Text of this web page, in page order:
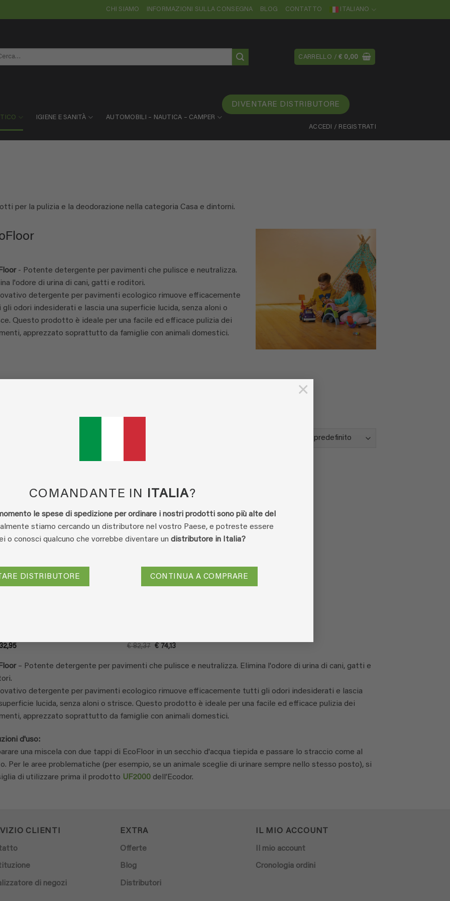
COMANDANTE IN ITALIA?
le spese di spedizione per ordinare i nostri prodotti sono più alte del
stiamo cercando un distributore nel vostro Paese, e potreste essere
o conosci qualcuno che vorrebbe diventare un distributore in Italia?
DISTRIBUTORE CONTINUA A COMPRARE
×
CHI SIAMO INFORMAZIONI SULLA CONSEGNA BLOG CONTATTO ITALIANO
CARRELLO /€ 0,00
IGIENE E SANITÀ AUTOMOBILI – NAUTICA – CAMPER
DIVENTARE DISTRIBUTORE
ACCEDI / REGISTRATI
per la pulizia e la deodorazione nella categoria Casa e dintorni.
- Potente detergente per pavimenti che pulisce e neutralizza.
l'odore di urina di cani, gatti e roditori.
detergente per pavimenti ecologico rimuove efficacemente
odori indesiderati e lascia una superficie lucida, senza aloni o
Questo prodotto è ideale per una facile ed efficace pulizia dei
apprezzato soprattutto da famiglie con animali domestici.
32,95 Valutato5
€82,37 Il
era:
€ 74,13Il
è:
– Potente detergente per pavimenti che pulisce e neutralizza. Elimina l'odore di urina di cani, gatti e
detergente per pavimenti ecologico rimuove efficacemente tutti gli odori indesiderati e lascia
lucida, senza aloni o strisce. Questo prodotto è ideale per una facile ed efficace pulizia dei
apprezzato soprattutto da famiglie con animali domestici.
d'uso:
una miscela con due tappi di EcoFloor in un secchio d'acqua tiepida e passare lo straccio come al
Per le aree problematiche (per esempio, se un animale sceglie di urinare sempre nello stesso posto), si
di utilizzare prima il prodotto UF2000 dell’Ecodor.
CLIENTI
di negozi
EXTRA
Offerte
Blog
Distributori
IL MIO ACCOUNT
Il mio account
Cronologia ordini